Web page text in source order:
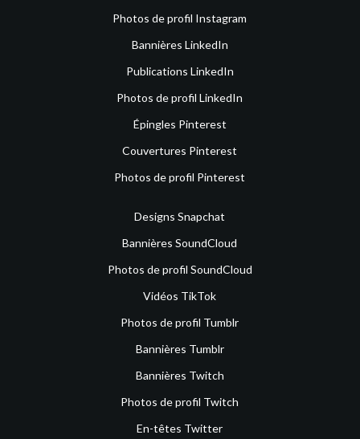
Photos de profil Instagram
Bannières LinkedIn
Publications LinkedIn
Photos de profil LinkedIn
Épingles Pinterest
Couvertures Pinterest
Photos de profil Pinterest
Designs Snapchat
Bannières SoundCloud
Photos de profil SoundCloud
Vidéos TikTok
Photos de profil Tumblr
Bannières Tumblr
Bannières Twitch
Photos de profil Twitch
En-têtes Twitter